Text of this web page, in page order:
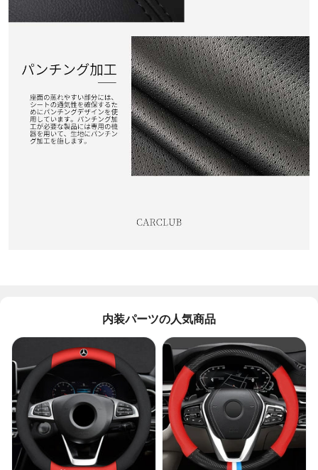
内装パーツの人気商品